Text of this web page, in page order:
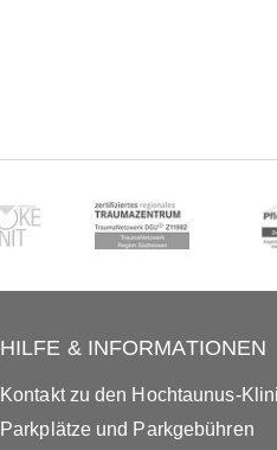
HILFE & INFORMATIONEN
Kontakt zu den Hochtaunus-
Parkplätze und Parkgebühren